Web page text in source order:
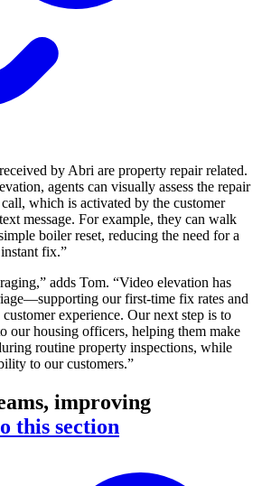
by Abri are property repair related.
agents can visually assess the repair
which is activated by the customer
message. For example, they can walk
boiler reset, reducing the need for a
fix.”
adds Tom. “Video elevation has
our first-time fix rates and
experience. Our next step is to
our housing officers, helping them make
routine property inspections, while
to our customers.”
improving
this section